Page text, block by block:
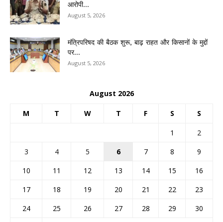
आरोपी...
August 5, 2026
मंत्रिपरिषद की बैठक शुरू, बाढ़ राहत और किसानों के मुद्दों
पर...
August 5, 2026
August 2026
M T W T F S S
1
2
3
4 5 6 7 8
9
10
11 12 13 14 15
16
17
18 19 20 21 22
23
24
25 26 27 28 29
30